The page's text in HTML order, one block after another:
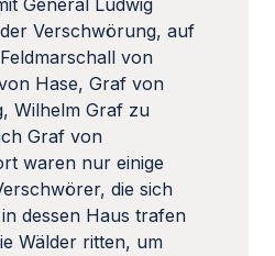
General Ludwig
Verschwörung, auf
von
Hase, Graf von
Wilhelm Graf zu
Graf von
waren nur einige
die sich
dessen Haus trafen
Wälder ritten, um